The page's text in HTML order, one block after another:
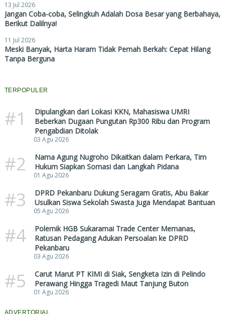
13 Jul 2026
Jangan Coba-coba, Selingkuh Adalah Dosa Besar yang Berbahaya,
Berikut Dalilnya!
11 Jul 2026
Meski Banyak, Harta Haram Tidak Pernah Berkah: Cepat Hilang
Tanpa Berguna
TERPOPULER
#1
Dipulangkan dari Lokasi KKN, Mahasiswa UMRI
Beberkan Dugaan Pungutan Rp300 Ribu dan Program
Pengabdian Ditolak
03 Agu 2026
#2
Nama Agung Nugroho Dikaitkan dalam Perkara, Tim
Hukum Siapkan Somasi dan Langkah Pidana
01 Agu 2026
#3
DPRD Pekanbaru Dukung Seragam Gratis, Abu Bakar
Usulkan Siswa Sekolah Swasta Juga Mendapat Bantuan
05 Agu 2026
#4
Polemik HGB Sukaramai Trade Center Memanas,
Ratusan Pedagang Adukan Persoalan ke DPRD
Pekanbaru
03 Agu 2026
#5
Carut Marut PT KIMI di Siak, Sengketa Izin di Pelindo
Perawang Hingga Tragedi Maut Tanjung Buton
01 Agu 2026